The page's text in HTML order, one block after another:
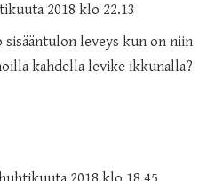
2018 klo 22.13
sisääntulon leveys kun on niin
kahdella levike ikkunalla?